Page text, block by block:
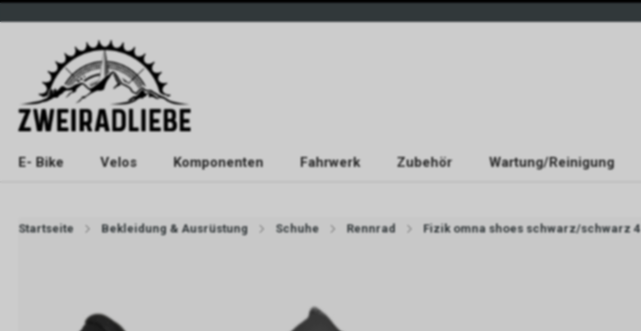
E- Bike Velos Komponenten Fahrwerk Zubehör Wartung/Reinigung
Startseite Bekleidung & Ausrüstung Schuhe Rennrad Fizik omna shoes schwarz/schwarz 4